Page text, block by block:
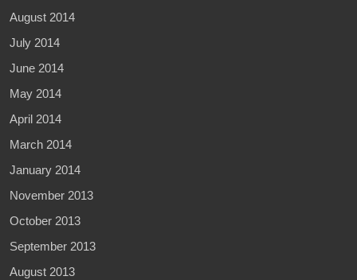
August 2014
July 2014
June 2014
May 2014
April 2014
March 2014
January 2014
November 2013
October 2013
September 2013
August 2013